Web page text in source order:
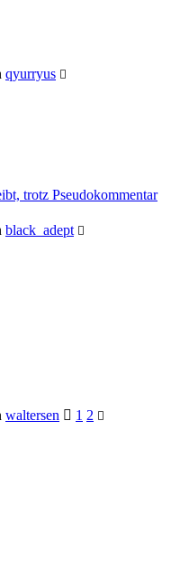
qyurryus
trotz Pseudokommentar
black_adept
waltersen 1 2